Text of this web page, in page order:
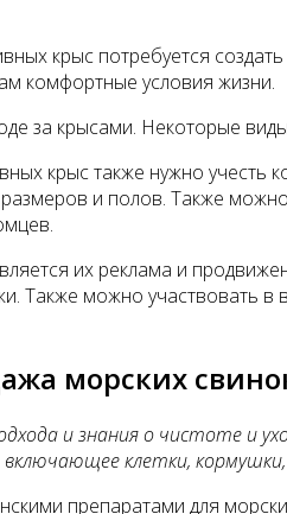
крыс потребуется
комфортные условия жизни.
за крысами. Некоторые
крыс также нужно
и полов. Также
их реклама и
Также можно участвовать
морских
и знания о чистоте
клетки, кормушки,
препаратами для